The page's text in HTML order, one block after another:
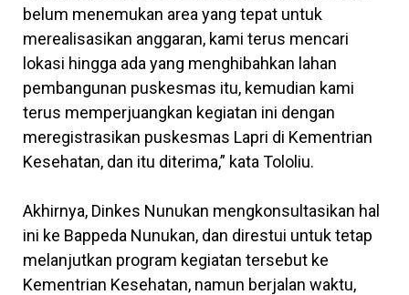
belum menemukan area yang tepat untuk
merealisasikan anggaran, kami terus mencari
lokasi hingga ada yang menghibahkan lahan
pembangunan puskesmas itu, kemudian kami
terus memperjuangkan kegiatan ini dengan
meregistrasikan puskesmas Lapri di Kementrian
Kesehatan, dan itu diterima,” kata Tololiu.
Akhirnya, Dinkes Nunukan mengkonsultasikan hal
ini ke Bappeda Nunukan, dan direstui untuk tetap
melanjutkan program kegiatan tersebut ke
Kementrian Kesehatan, namun berjalan waktu,